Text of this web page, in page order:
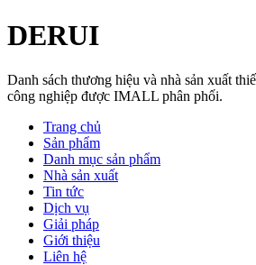
DERUI
Danh sách thương hiệu và nhà sản xuất
công nghiệp được IMALL phân phối.
Trang chủ
Sản phẩm
Danh mục sản phẩm
Nhà sản xuất
Tin tức
Dịch vụ
Giải pháp
Giới thiệu
Liên hệ